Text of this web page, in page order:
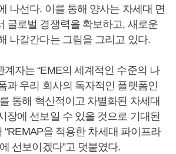
나선다. 이를 통해 양사는 차세대 면
글로벌 경쟁력을 확보하고, 새로운
나갈간다는 그림을 그리고 있다.
자는 “EME의 세계적인 수준의 나
과 우리 회사의 독자적인 플랫폼인
통해 혁신적이고 차별화된 차세대
장에 선보일 수 있을 것으로 기대된
“REMAP을 적용한 차세대 파이프라
선보이겠다”고 덧붙였다.